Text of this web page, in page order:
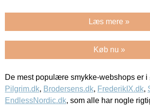
Læs mere »
Køb nu »
De mest populære smykke-webshops er
Pilgrim.dk, Brodersens.dk, FrederikIX.dk,
EndlessNordic.dk, som alle har nogle